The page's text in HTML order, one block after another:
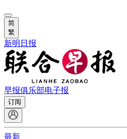
简
繁
新明日报
早报俱乐部电子报
订阅
最新